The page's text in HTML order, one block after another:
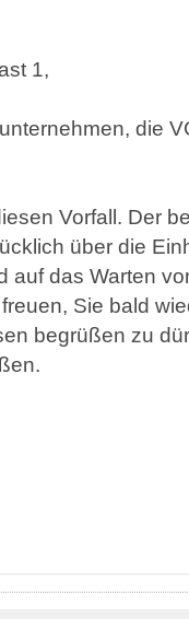
1,
die
Vorfall. Der
über die
auf das Warten
Sie bald
begrüßen zu